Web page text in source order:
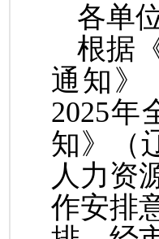
各单
根据
通知》
2025年
知》（
人力资
作安排